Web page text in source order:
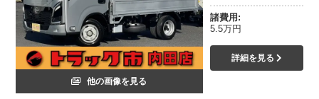
他の画像を見る
諸費用:
5.5万円
詳細を見る